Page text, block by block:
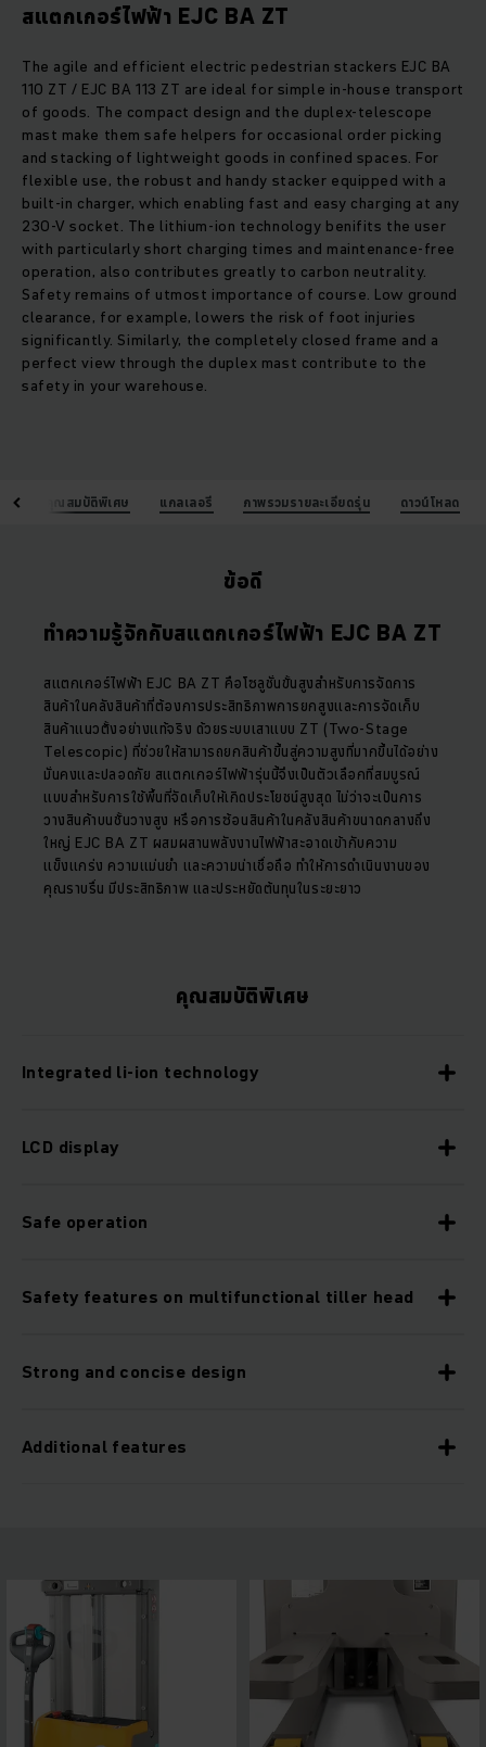
สแตกเกอร์ไฟฟ้า EJC BA ZT
The agile and efficient electric pedestrian stackers EJC BA
110 ZT / EJC BA 113 ZT are ideal for simple in-house transport
of goods. The compact design and the duplex-telescope
mast make them safe helpers for occasional order picking
and stacking of lightweight goods in confined spaces. For
flexible use, the robust and handy stacker equipped with a
built-in charger, which enabling fast and easy charging at any
230-V socket. The lithium-ion technology benifits the user
with particularly short charging times and maintenance-free
operation, also contributes greatly to carbon neutrality.
Safety remains of utmost importance of course. Low ground
clearance, for example, lowers the risk of foot injuries
significantly. Similarly, the completely closed frame and a
perfect view through the duplex mast contribute to the
safety in your warehouse.
ดี คุณสมบัติพิเศษ แกลเลอรี ภาพรวมรายละเอียดรุ่น ดาวน์โหลด
ข้อดี
ทำความรู้จักกับสแตกเกอร์ไฟฟ้า EJC BA ZT
สแตกเกอร์ไฟฟ้า EJC BA ZT คือโซลูชั่นขั้นสูงสำหรับการจัดการ
สินค้าในคลังสินค้าที่ต้องการประสิทธิภาพการยกสูงและการจัดเก็บ
สินค้าแนวตั้งอย่างแท้จริง ด้วยระบบเสาแบบ ZT (Two-Stage
Telescopic) ที่ช่วยให้สามารถยกสินค้าขึ้นสู่ความสูงที่มากขึ้นได้อย่าง
มั่นคงและปลอดภัย สแตกเกอร์ไฟฟ้ารุ่นนี้จึงเป็นตัวเลือกที่สมบูรณ์
แบบสำหรับการใช้พื้นที่จัดเก็บให้เกิดประโยชน์สูงสุด ไม่ว่าจะเป็นการ
วางสินค้าบนชั้นวางสูง หรือการซ้อนสินค้าในคลังสินค้าขนาดกลางถึง
ใหญ่ EJC BA ZT ผสมผสานพลังงานไฟฟ้าสะอาดเข้ากับความ
แข็งแกร่ง ความแม่นยำ และความน่าเชื่อถือ ทำให้การดำเนินงานของ
คุณราบรื่น มีประสิทธิภาพ และประหยัดต้นทุนในระยะยาว
คุณสมบัติพิเศษ
Integrated li-ion technology
LCD display
Safe operation
Safety features on multifunctional tiller head
Strong and concise design
Additional features